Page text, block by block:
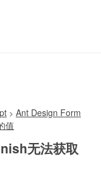
> Ant Design Form
值
无法获取